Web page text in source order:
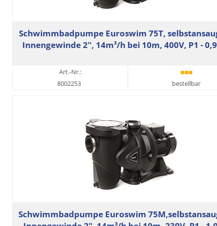
Schwimmbadpumpe Euroswim 75T,
Innengewinde 2", 14m³/h bei 10m, 400V, P1 -
Art.-Nr.:
8002253
bestellbar
Schwimmbadpumpe Euroswim